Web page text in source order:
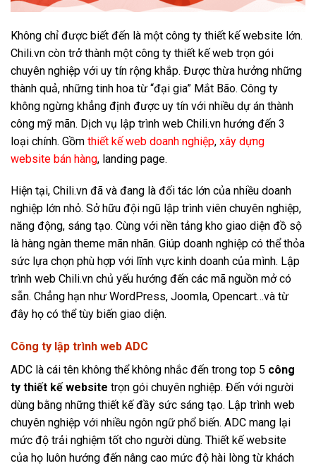
Không chỉ được biết đến là một công ty thiết kế website lớn.
Chili.vn còn trở thành một công ty thiết kế web trọn gói
chuyên nghiệp với uy tín rộng khắp. Được thừa hưởng những
thành quả, những tinh hoa từ “đại gia” Mắt Bão. Công ty
không ngừng khẳng định được uy tín với nhiều dự án thành
công mỹ mãn. Dịch vụ lập trình web Chili.vn hướng đến 3
loại chính. Gồm thiết kế web doanh nghiệp, xây dựng
website bán hàng, landing page.
Hiện tại, Chili.vn đã và đang là đối tác lớn của nhiều doanh
nghiệp lớn nhỏ. Sở hữu đội ngũ lập trình viên chuyên nghiệp,
năng động, sáng tạo. Cùng với nền tảng kho giao diện đồ sộ
là hàng ngàn theme mãn nhãn. Giúp doanh nghiệp có thể thỏa
sức lựa chọn phù hợp với lĩnh vực kinh doanh của mình. Lập
trình web Chili.vn chủ yếu hướng đến các mã nguồn mở có
sẵn. Chẳng hạn như WordPress, Joomla, Opencart…và từ
đây họ có thể tùy biến giao diện.
Công ty lập trình web ADC
ADC là cái tên không thể không nhắc đến trong top 5 công
ty thiết kế website trọn gói chuyên nghiệp. Đến với người
dùng bằng những thiết kế đầy sức sáng tạo. Lập trình web
chuyên nghiệp với nhiều ngôn ngữ phổ biến. ADC mang lại
mức độ trải nghiệm tốt cho người dùng. Thiết kế website
của họ luôn hướng đến nâng cao mức độ hài lòng từ khách